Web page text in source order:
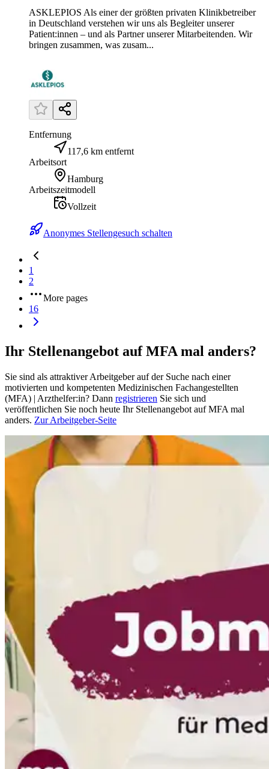
ASKLEPIOS Als einer der größten privaten Klinikbetreiber
in Deutschland verstehen wir uns als Begleiter unserer
Patient:innen – und als Partner unserer Mitarbeitenden. Wir
bringen zusammen, was zusam...
Entfernung
117,6 km entfernt
Arbeitsort
Hamburg
Arbeitszeitmodell
Vollzeit
Anonymes Stellengesuch schalten
1
2
More pages
16
Ihr Stellenangebot auf MFA mal anders?
Sie sind als attraktiver Arbeitgeber auf der Suche nach einer
motivierten und kompetenten Medizinischen Fachangestellten
(MFA) | Arzthelfer:in? Dann registrieren Sie sich und
veröffentlichen Sie noch heute Ihr Stellenangebot auf MFA mal
anders. Zur Arbeitgeber-Seite